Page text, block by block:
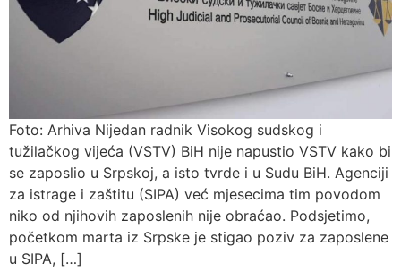
Foto: Arhiva Nijedan radnik Visokog sudskog i
tužilačkog vijeća (VSTV) BiH nije napustio VSTV kako bi
se zaposlio u Srpskoj, a isto tvrde i u Sudu BiH. Agenciji
za istrage i zaštitu (SIPA) već mjesecima tim povodom
niko od njihovih zaposlenih nije obraćao. Podsjetimo,
početkom marta iz Srpske je stigao poziv za zaposlene
u SIPA, […]